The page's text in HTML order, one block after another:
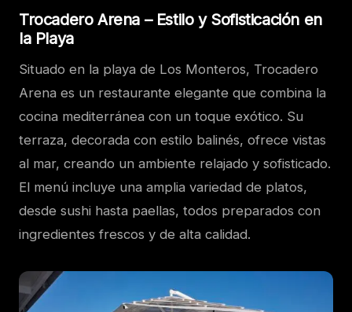
Trocadero Arena – Estilo y Sofisticación en
la Playa
Situado en la playa de Los Monteros, Trocadero
Arena es un restaurante elegante que combina la
cocina mediterránea con un toque exótico. Su
terraza, decorada con estilo balinés, ofrece vistas
al mar, creando un ambiente relajado y sofisticado.
El menú incluye una amplia variedad de platos,
desde sushi hasta paellas, todos preparados con
ingredientes frescos y de alta calidad.